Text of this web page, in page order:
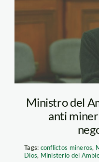
Ministro del
anti
Tags: conflictos mineros,
Dios, Ministerio del